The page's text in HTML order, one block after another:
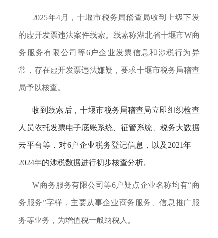
2025年4月，十堰市税务局稽查局收到上级下发
的虚开发票违法案件线索。线索称湖北省十堰市W商
务服务有限公司等6户企业发票信息和涉税行为异
常，存在虚开发票违法嫌疑，要求十堰市税务局稽查
局予以核查。
收到线索后，十堰市税务局稽查局立即组织检查
人员依托发票电子底账系统、征管系统、税务大数据
云平台等，对6户企业税务登记信息，以及2021年—
2024年的涉税数据进行初步核查分析。
W商务服务有限公司等6户疑点企业名称均有“商
务服务”字样，主要从事企业商务服务、信息推广服
务等业务，为增值税一般纳税人。